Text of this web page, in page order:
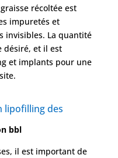
récoltée est
impuretés et
invisibles. La quantité
désiré, et il est
et implants pour une
lipofilling des
bbl
il est important de